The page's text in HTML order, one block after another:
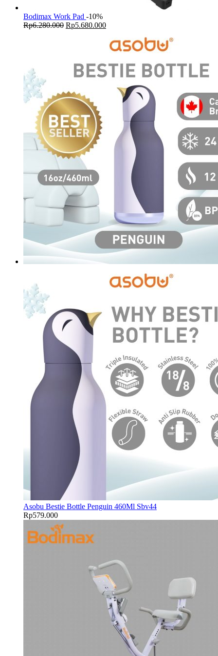
Bodimax Work Pad -10%
Rp6.280.000 Original
Rp5.680.000Current
is:
Rp5.680.000.
Asobu Bestie Bottle Penguin 460Ml Sbv44
Rp579.000